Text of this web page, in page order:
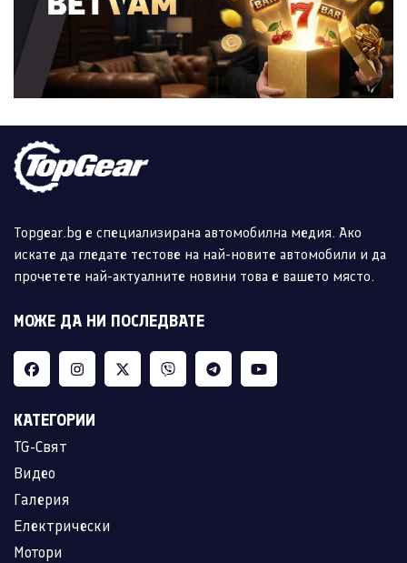
Topgear.bg е специализирана автомобилна медия. Ако
искате да гледате тестове на най-новите автомобили и да
прочетете най-актуалните новини това е вашето място.
МОЖЕ ДА НИ ПОСЛЕДВАТЕ
КАТЕГОРИИ
TG-Свят
Видео
Галерия
Електрически
Мотори